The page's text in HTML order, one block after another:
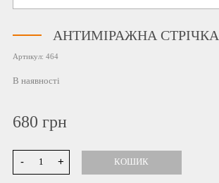
АНТИМІРАЖНА СТРІЧКА
Артикул: 464
В наявності
680 грн
- + КОШИК